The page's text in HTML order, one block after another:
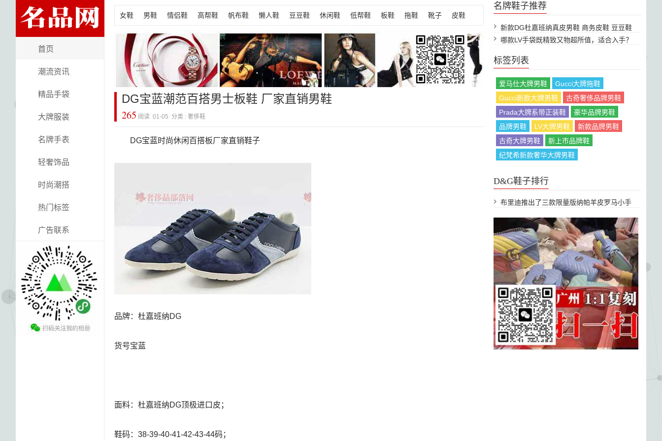
首页
潮流资讯
精品手袋
大牌服装
名牌手表
轻奢饰品
时尚潮搭
热门标签
广告联系
女鞋 男鞋 情侣鞋 高帮鞋 帆布鞋 懒人鞋 豆豆鞋 休闲鞋 低帮鞋 板鞋 拖鞋 靴子 皮鞋
DG宝蓝潮范百搭男士板鞋 厂家直销男鞋
265 阅读 01-05 分类 : 奢侈鞋
DG宝蓝时尚休闲百搭板厂家直销鞋子
品牌：杜嘉班纳DG
货号宝蓝
面料：杜嘉班纳DG顶极进口皮；
鞋码：38-39-40-41-42-43-44码；
名牌鞋子推荐
新款DG杜嘉班纳真皮男鞋 商务皮鞋 豆豆鞋
001
哪款LV手袋既精致又物超所值，适合入手？
标签列表
爱马仕大牌男鞋
Gucci大牌拖鞋
Gucci新款大牌男鞋
古奇奢侈品牌男鞋
Prada大牌系带正装鞋
豪华品牌男鞋
品牌男鞋
LV大牌男鞋
新款品牌男鞋
古奇大牌男鞋
新上市品牌鞋
纪梵希新款奢华大牌男鞋
D&G鞋子排行
布里迪推出了三款限量版纳帕羊皮罗马小手